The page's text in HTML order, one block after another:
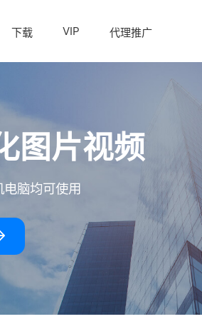
下载 VIP 代理推广
图片视频
电脑均可使用